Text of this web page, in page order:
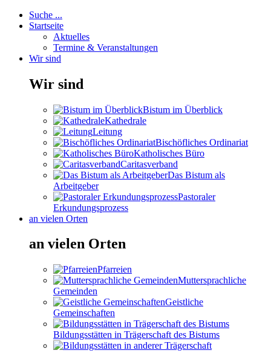
Suche ...
Startseite
Aktuelles
Termine & Veranstaltungen
Wir sind
Wir sind
Bistum im Überblick
Kathedrale
Leitung
Bischöfliches Ordinariat
Katholisches Büro
Caritasverband
Das Bistum als
Arbeitgeber
Pastoraler
Erkundungsprozess
an vielen Orten
an vielen Orten
Pfarreien
Muttersprachliche
Gemeinden
Geistliche
Gemeinschaften
Bildungsstätten in Trägerschaft des Bistums